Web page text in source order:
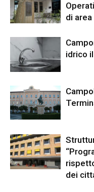
di
idrico
dei